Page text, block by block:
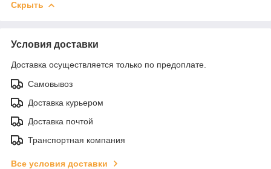
Скрыть
Условия доставки
Доставка осуществляется только по предоплате.
Самовывоз
Доставка курьером
Доставка почтой
Транспортная компания
Все условия доставки